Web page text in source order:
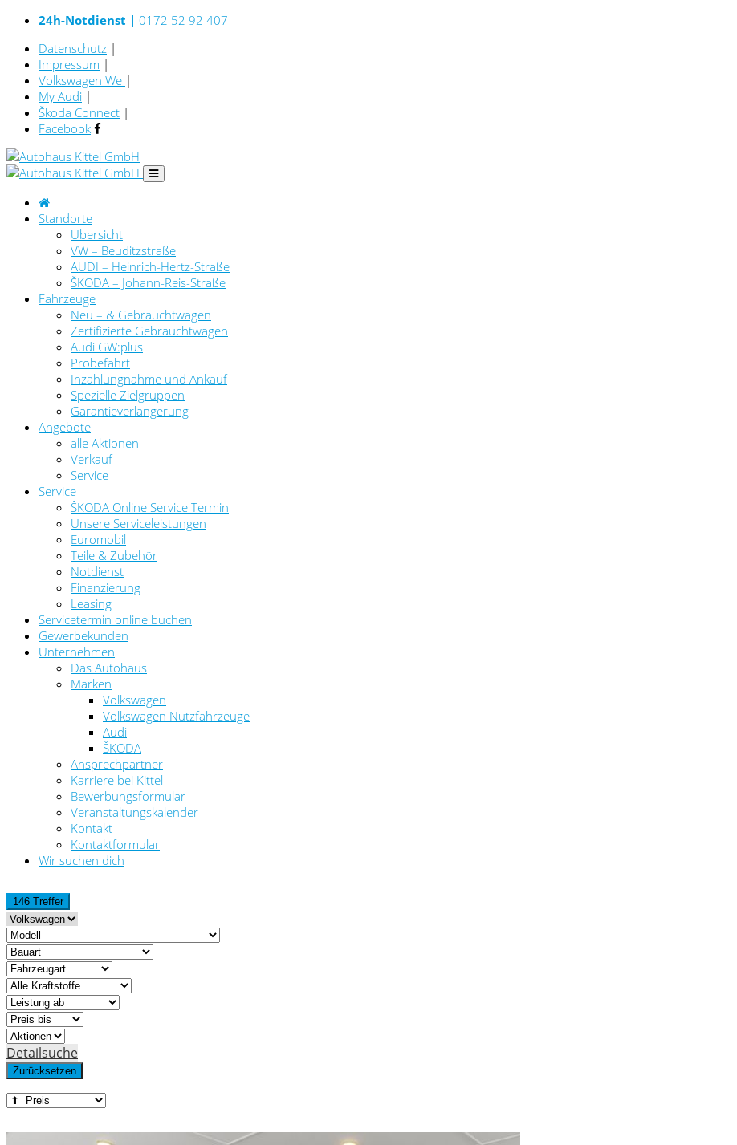
24h-Notdienst | 0172 52 92 407
Datenschutz |
Impressum |
Volkswagen We |
My Audi |
Škoda Connect |
Facebook
Standorte
Übersicht
VW – Beuditzstraße
AUDI – Heinrich-Hertz-Straße
ŠKODA – Johann-Reis-Straße
Fahrzeuge
Neu – & Gebrauchtwagen
Zertifizierte Gebrauchtwagen
Audi GW:plus
Probefahrt
Inzahlungnahme und Ankauf
Spezielle Zielgruppen
Garantieverlängerung
Angebote
alle Aktionen
Verkauf
Service
Service
ŠKODA Online Service Termin
Unsere Serviceleistungen
Euromobil
Teile & Zubehör
Notdienst
Finanzierung
Leasing
Servicetermin online buchen
Gewerbekunden
Unternehmen
Das Autohaus
Marken
Volkswagen
Volkswagen Nutzfahrzeuge
Audi
ŠKODA
Ansprechpartner
Karriere bei Kittel
Bewerbungsformular
Veranstaltungskalender
Kontakt
Kontaktformular
Wir suchen dich
146 Treffer
Detailsuche
Zurücksetzen